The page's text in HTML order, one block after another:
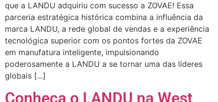
que a LANDU adquiriu com sucesso a ZOVAE! Essa
parceria estratégica histórica combina a influência da
marca LANDU, a rede global de vendas e a experiência
tecnológica superior com os pontos fortes da ZOVAE
em manufatura inteligente, impulsionando
poderosamente a LANDU a se tornar uma das líderes
globais [...]
Conheça o LANDU na West